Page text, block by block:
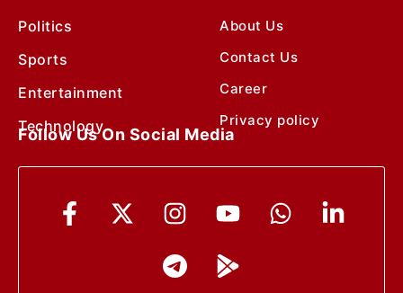
Politics
Sports
Entertainment
Technology
About Us
Contact Us
Career
Privacy policy
Follow Us On Social Media